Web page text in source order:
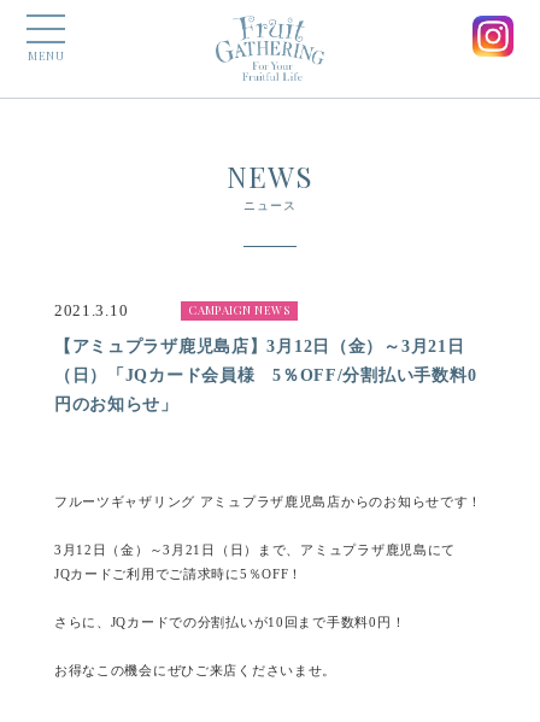
MENU
NEWS
ニュース
2021.3.10 CAMPAIGN NEWS
【アミュプラザ鹿児島店】3月12日（金）～3月21日
（日）「JQカード会員様 5％OFF/分割払い手数料0
円のお知らせ」
フルーツギャザリング アミュプラザ鹿児島店からのお知らせです！
3月12日（金）～3月21日（日）まで、アミュプラザ鹿児島にて
JQカードご利用でご請求時に5％OFF！
さらに、JQカードでの分割払いが10回まで手数料0円！
お得なこの機会にぜひご来店くださいませ。